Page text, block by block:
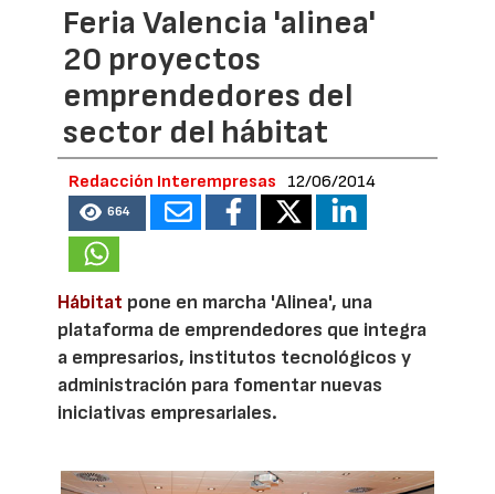
Feria Valencia 'alinea'
20 proyectos
emprendedores del
sector del hábitat
Redacción Interempresas 12/06/2014
664
Hábitat pone en marcha 'Alinea', una
plataforma de emprendedores que integra
a empresarios, institutos tecnológicos y
administración para fomentar nuevas
iniciativas empresariales.